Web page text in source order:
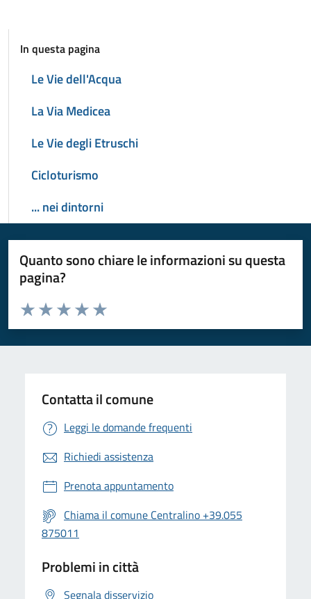
In questa pagina
Le Vie dell'Acqua
La Via Medicea
Le Vie degli Etruschi
Cicloturismo
... nei dintorni
Quanto sono chiare le informazioni su questa
pagina?
Valuta da 1 a 5 stelle la pagina
Valuta 5 stelle su 5
Valuta 4 stelle su 5
Valuta 3 stelle su 5
Valuta 2 stelle su 5
Valuta 1 stelle su 5
Contatta il comune
Leggi le domande frequenti
Richiedi assistenza
Prenota appuntamento
Chiama il comune Centralino +39.055
875011
Problemi in città
Segnala disservizio